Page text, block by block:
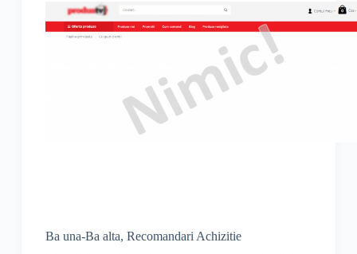
Ba una-Ba alta, Recomandari Achizitie